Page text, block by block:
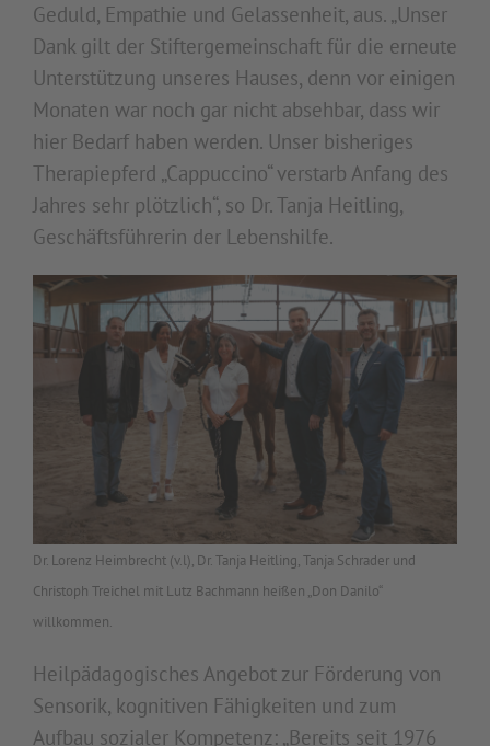
Geduld, Empathie und Gelassenheit, aus. „Unser
Dank gilt der Stiftergemeinschaft für die erneute
Unterstützung unseres Hauses, denn vor einigen
Monaten war noch gar nicht absehbar, dass wir
hier Bedarf haben werden. Unser bisheriges
Therapiepferd „Cappuccino“ verstarb Anfang des
Jahres sehr plötzlich“, so Dr. Tanja Heitling,
Geschäftsführerin der Lebenshilfe.
Dr. Lorenz Heimbrecht (v.l), Dr. Tanja Heitling, Tanja Schrader und
Christoph Treichel mit Lutz Bachmann heißen „Don Danilo“
willkommen.
Heilpädagogisches Angebot zur Förderung von
Sensorik, kognitiven Fähigkeiten und zum
Aufbau sozialer Kompetenz: „Bereits seit 1976